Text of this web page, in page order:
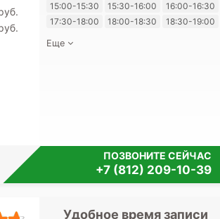
15:00-15:30
15:30-16:00
16:00-16:30
17:30-18:00
18:00-18:30 18:30-19:00
Еще
ПОЗВОНИТЕ СЕЙЧАС
+7 (812) 209-10-39
Удобное время записи